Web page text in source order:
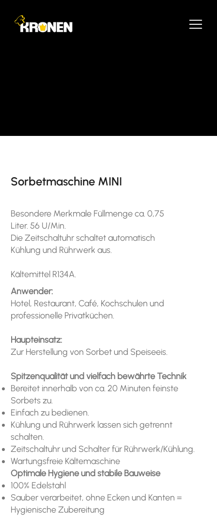
Sorbetmaschine MINI
Besondere Merkmale Füllmenge ca. 0,75
Liter. 56 U/Min.
Die Zeitschaltuhr schaltet automatisch
Kühlung und Rührwerk aus.
Kältemittel R134A.
Anwender:
Hotel, Restaurant, Café, Kochschulen und
professionelle Privatküchen.
Haupteinsatz:
Zur Herstellung von Sorbet und Speiseeis.
Spitzenqualität und vielfach bewährte Technik
Bereitet innerhalb von ca. 20 Minuten feinste
Sorbets zu.
Einfach zu bedienen.
Kühlung und Rührwerk lassen sich getrennt
schalten.
Zeitschaltuhr und Schalter für Rührwerk/Kühlung.
Wartungsfreie Kältemaschine
Optimale Hygiene und stabile Bauweise
100% Edelstahl
Sauber verarbeitet, ohne Ecken und Kanten =
Hygienische Zubereitung